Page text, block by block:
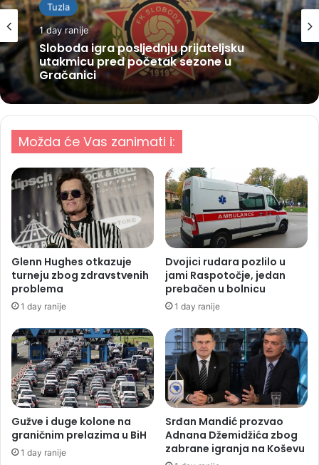
Tuzla
1 day ranije
Sloboda igra posljednju prijateljsku
utakmicu pred početak sezone u
Gračanici
Možda će Vas zanimati i:
Glenn Hughes otkazuje
turneju zbog zdravstvenih
problema
1 day ranije
Dvojici rudara pozlilo u
jami Raspotočje, jedan
prebačen u bolnicu
1 day ranije
Gužve i duge kolone na
graničnim prelazima u BiH
1 day ranije
Srđan Mandić prozvao
Adnana Džemidžića zbog
zabrane igranja na Koševu